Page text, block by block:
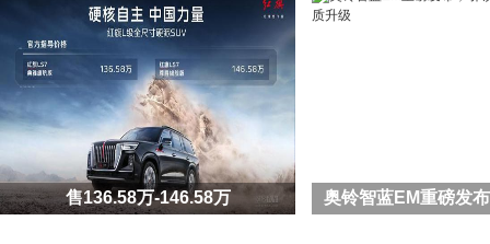
售136.58万-146.58万 奥铃智蓝EM重磅发